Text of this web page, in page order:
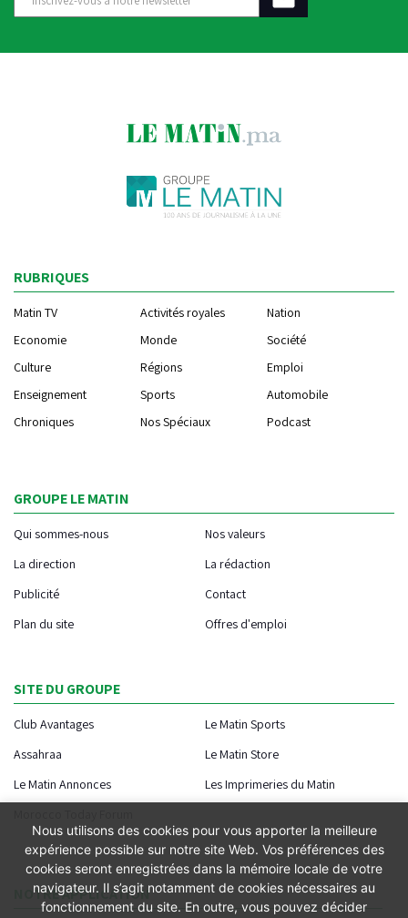
RUBRIQUES
Matin TV Activités royales
Nation
Economie
Monde
Société
Culture
Régions
Emploi
Enseignement
Sports
Automobile
Chroniques
Nos Spéciaux Podcast
GROUPE LE MATIN
Qui sommes-nous
Nos valeurs
La direction
La rédaction
Publicité
Contact
Plan du site
Offres d'emploi
SITE DU GROUPE
Club Avantages
Le Matin Sports
Assahraa
Le Matin Store
Le Matin Annonces
Les Imprimeries du Matin
NOTRE APPLICATION
Nous utilisons des cookies pour vous apporter la meilleure
expérience possible sur notre site Web. Vos préférences des
cookies seront enregistrées dans la mémoire locale de votre
navigateur. Il s’agit notamment de cookies nécessaires au
fonctionnement du site. En outre, vous pouvez décider